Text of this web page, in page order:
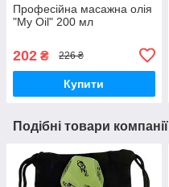
Професійна масажна олія
"My Oil" 200 мл
202 ₴ 226 ₴
Купити
Подібні товари компанії